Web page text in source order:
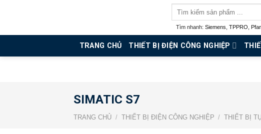
Tìm nhanh: Siemens TPPRO
TRANG CHỦ THIẾT BỊ ĐIỆN CÔNG NGHIỆP
SIMATIC S7
TRANG CHỦ / THIẾT BỊ ĐIỆN CÔNG NGHIỆP / THIẾT BỊ